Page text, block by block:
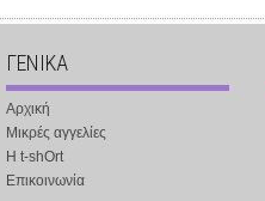
ΓΕΝΙΚΑ
Αρχική
Μικρές αγγελίες
Η t-shOrt
Επικοινωνία